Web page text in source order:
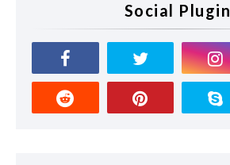
Social Plugin